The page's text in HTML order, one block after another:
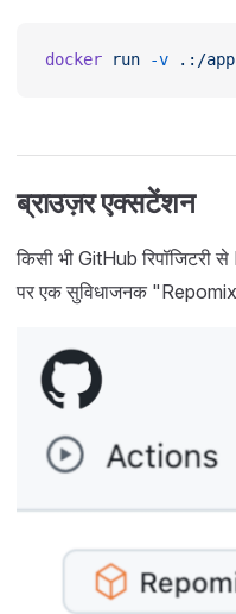
docker run -v .:/app
ब्राउज़र एक्सटेंशन
किसी भी GitHub रिपॉजिटरी
पर एक सुविधाजनक